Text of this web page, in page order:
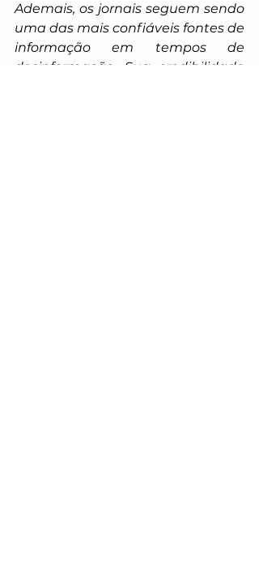
Ademais, os jornais seguem sendo
uma das mais confiáveis fontes de
informação em tempos de
desinformação. Sua credibilidade